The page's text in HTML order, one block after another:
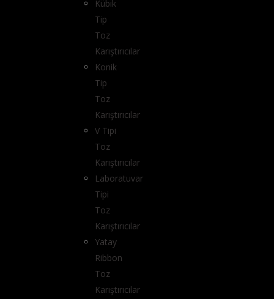
Kübik
Tip
Toz
Karıştırıcılar
Konik
Tip
Toz
Karıştırıcılar
V Tipi
Toz
Karıştırıcılar
Laboratuvar
Tipi
Toz
Karıştırıcılar
Yatay
Ribbon
Toz
Karıştırıcılar